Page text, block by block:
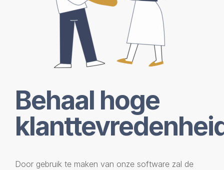
Behaal hoge
Door gebruik te maken van onze software zal de